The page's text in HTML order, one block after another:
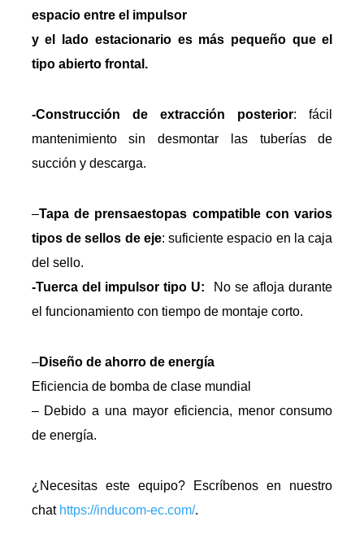
espacio entre el impulsor
y el lado estacionario es más pequeño que el
tipo abierto frontal.
-Construcción de extracción posterior: fácil
mantenimiento sin desmontar las tuberías de
succión y descarga.
–Tapa de prensaestopas compatible con varios
tipos de sellos de eje: suficiente espacio en la caja
del sello.
-Tuerca del impulsor tipo U:
No se afloja durante
el funcionamiento con tiempo de montaje corto.
–Diseño de ahorro de energía
Eficiencia de bomba de clase mundial
– Debido a una mayor eficiencia, menor consumo
de energía.
¿Necesitas este equipo? Escríbenos en nuestro
chat https://inducom-ec.com/.